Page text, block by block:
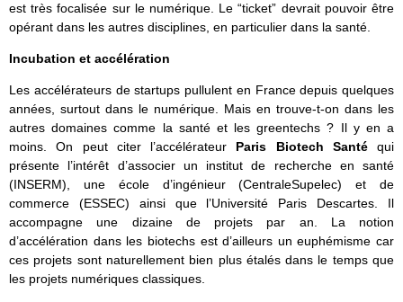
est très focalisée sur le numérique. Le “ticket” devrait pouvoir être
opérant dans les autres disciplines, en particulier dans la santé.
Incubation et accélération
Les accélérateurs de startups pullulent en France depuis quelques
années, surtout dans le numérique. Mais en trouve-t-on dans les
autres domaines comme la santé et les greentechs ? Il y en a
moins. On peut citer l’accélérateur Paris Biotech Santé qui
présente l’intérêt d’associer un institut de recherche en santé
(INSERM), une école d’ingénieur (CentraleSupelec) et de
commerce (ESSEC) ainsi que l’Université Paris Descartes. Il
accompagne une dizaine de projets par an. La notion
d’accélération dans les biotechs est d’ailleurs un euphémisme car
ces projets sont naturellement bien plus étalés dans le temps que
les projets numériques classiques.